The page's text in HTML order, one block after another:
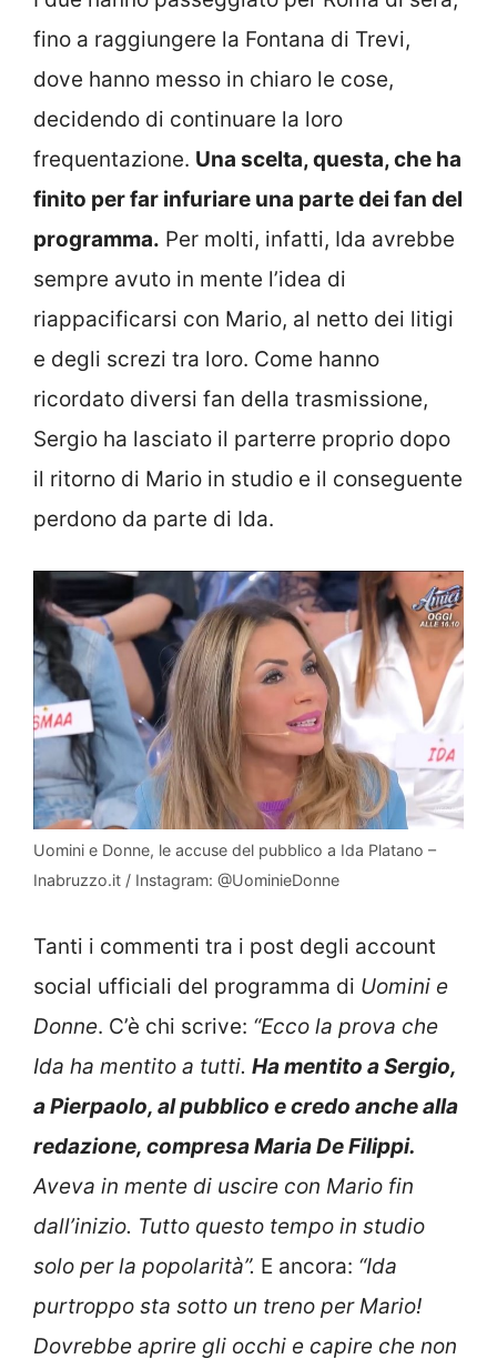
fino a raggiungere la Fontana di Trevi,
dove hanno messo in chiaro le cose,
decidendo di continuare la loro
frequentazione. Una scelta, questa, che ha
finito per far infuriare una parte dei fan del
programma. Per molti, infatti, Ida avrebbe
sempre avuto in mente l’idea di
riappacificarsi con Mario, al netto dei litigi
e degli screzi tra loro. Come hanno
ricordato diversi fan della trasmissione,
Sergio ha lasciato il parterre proprio dopo
il ritorno di Mario in studio e il conseguente
perdono da parte di Ida.
Uomini e Donne, le accuse del pubblico a Ida Platano –
Inabruzzo.it / Instagram: @UominieDonne
Tanti i commenti tra i post degli account
social ufficiali del programma di Uomini e
Donne. C’è chi scrive: “Ecco la prova che
Ida ha mentito a tutti. Ha mentito a Sergio,
a Pierpaolo, al pubblico e credo anche alla
redazione, compresa Maria De Filippi.
Aveva in mente di uscire con Mario fin
dall’inizio. Tutto questo tempo in studio
solo per la popolarità”. E ancora: “Ida
purtroppo sta sotto un treno per Mario!
Dovrebbe aprire gli occhi e capire che non